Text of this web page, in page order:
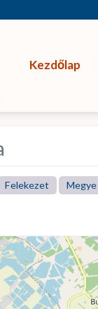
Kezdőlap
Felekezet Megye